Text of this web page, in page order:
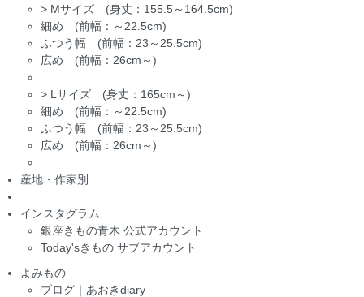
> Mサイズ (身丈：155.5～164.5cm)
細め (前幅：～22.5cm)
ふつう幅 (前幅：23～25.5cm)
広め (前幅：26cm～)
> Lサイズ (身丈：165cm～)
細め (前幅：～22.5cm)
ふつう幅 (前幅：23～25.5cm)
広め (前幅：26cm～)
産地・作家別
インスタグラム
銀座きもの青木 公式アカウント
Today'sきもの サブアカウント
よみもの
ブログ｜あおきdiary